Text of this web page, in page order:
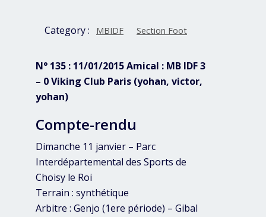
Category : MBIDF Section Foot
N° 135 : 11/01/2015 Amical : MB IDF 3
– 0 Viking Club Paris (yohan, victor,
yohan)
Compte-rendu
Dimanche 11 janvier – Parc
Interdépartemental des Sports de
Choisy le Roi
Terrain : synthétique
Arbitre : Genjo (1ere période) – Gibal